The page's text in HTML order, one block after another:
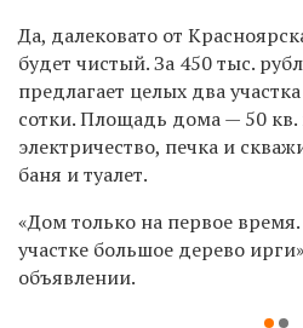
Да, далековато от
будет чистый. За 450 тыс.
предлагает целых два
сотки. Площадь дома — 50 кв.
электричество, печка и
баня и туалет.
«Дом только на первое
участке большое дерево
объявлении.